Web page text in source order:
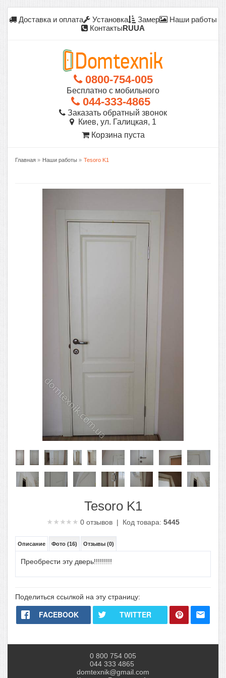
Доставка и оплата Установка Замер
Наши работы
КонтактыRUUA
0800-754-005
Бесплатно с мобильного
044-333-4865
Заказать обратный звонок
Киев, ул. Галицкая, 1
Корзина пуста
Главная » Наши работы » Tesoro K1
Tesoro K1
0отзывов | Код товара: 5445
Описание Фото (16) Отзывы (0)
Преобрести эту дверь!!!!!!!!!
Поделиться ссылкой на эту страницу:
FACEBOOK TWITTER
0 800 754 005
044 333 4865
domtexnik@gmail.com